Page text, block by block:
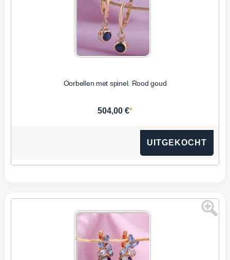
Oorbellen met spinel. Rood goud
504,00 €*
UITGEKOCHT